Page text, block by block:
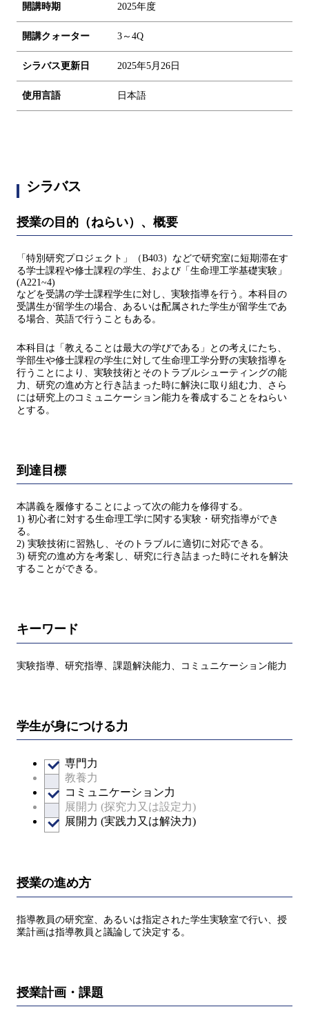
開講時期 2025年度
開講クォーター 3～4Q
シラバス更新日 2025年5月26日
使用言語 日本語
シラバス
授業の目的（ねらい）、概要
「特別研究プロジェクト」（B403）などで研究室に短期滞在す
る学士課程や修士課程の学生、および「生命理工学基礎実験」
(A221~4)
などを受講の学士課程学生に対し、実験指導を行う。本科目の
受講生が留学生の場合、あるいは配属された学生が留学生であ
る場合、英語で行うこともある。
本科目は「教えることは最大の学びである」との考えにたち、
学部生や修士課程の学生に対して生命理工学分野の実験指導を
行うことにより、実験技術とそのトラブルシューティングの能
力、研究の進め方と行き詰まった時に解決に取り組む力、さら
には研究上のコミュニケーション能力を養成することをねらい
とする。
到達目標
本講義を履修することによって次の能力を修得する。
1) 初心者に対する生命理工学に関する実験・研究指導ができ
る。
2) 実験技術に習熟し、そのトラブルに適切に対応できる。
3) 研究の進め方を考案し、研究に行き詰まった時にそれを解決
することができる。
キーワード
実験指導、研究指導、課題解決能力、コミュニケーション能力
学生が身につける力
専門力
教養力
コミュニケーション力
展開力 (探究力又は設定力)
展開力 (実践力又は解決力)
授業の進め方
指導教員の研究室、あるいは指定された学生実験室で行い、授
業計画は指導教員と議論して決定する。
授業計画・課題